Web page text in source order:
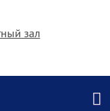
зал